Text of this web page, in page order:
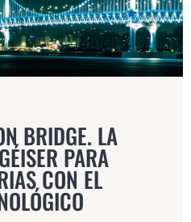
BRIDGE. LA
PARA
CON EL